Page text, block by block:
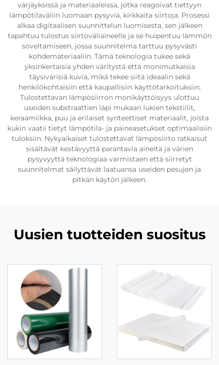
värjäyksissä ja materiaaleissa, jotka reagoivat tiettyyn
lämpötilaväliin luomaan pysyviä, kirkkaita siirtoja. Prosessi
alkaa digitaalisen suunnittelun luomisesta, sen jälkeen
tapahtuu tulostus siirtoväliaineelle ja se huipentuu lämmön
soveltamiseen, jossa suunnitelma tarttuu pysyvästi
kohdemateriaaliin. Tämä teknologia tukee sekä
yksinkertaisia yhden väritystä että monimutkaisia
täysivärisiä kuvia, mikä tekee siitä ideaalin sekä
henkilökohtaisiin että kaupallisiin käyttötarkoituksiin.
Tulostettavan lämpösiirron monikäyttöisyys ulottuu
useiden substraattien läpi mukaan lukien tekstiilit,
keraamiikka, puu ja erilaiset synteettiset materiaalit, joista
kukin vaatii tietyt lämpötila- ja paineasetukset optimaalisiin
tuloksiin. Nykyaikaiset tulostettavat lämpösiirto ratkaisut
sisältävät kestävyyttä parantavia aineita ja värien
pysyvyyttä teknologiaa varmistaen että siirretyt
suunnitelmat säilyttävät laatuansa useiden pesujen ja
pitkän käytön jälkeen.
Uusien tuotteiden suositus